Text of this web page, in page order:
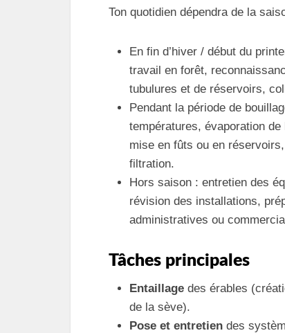
Ton quotidien dépendra de la
En fin d’hiver / début du
travail en forêt,
tubulures et de réservoirs,
Pendant la période de
températures, évaporation
mise en fûts ou en
filtration.
Hors saison : entretien des
révision des installations,
administratives ou
Tâches principales
Entaillage des érables
de la sève).
Pose et entretien des